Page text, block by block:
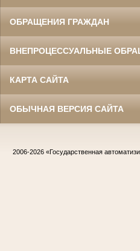
ОБРАЩЕНИЯ ГРАЖДАН
ВНЕПРОЦЕССУАЛЬНЫЕ
КАРТА САЙТА
ОБЫЧНАЯ ВЕРСИЯ САЙТА
2006-2026 «Государственная